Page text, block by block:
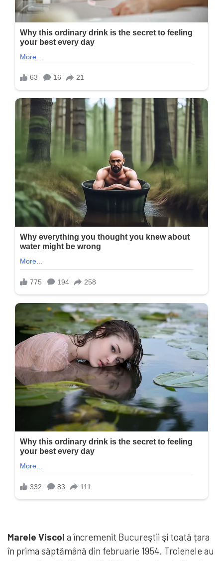
Marele Viscol a încremenit Bucureştii şi toată țara
în prima săptămână din februarie 1954. Troienele au